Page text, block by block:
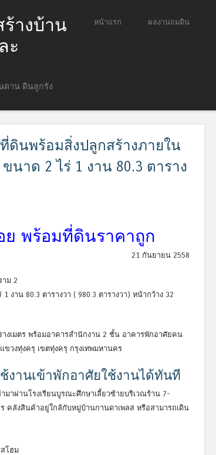
างบ้าน
ะ
ดาน ดินลูกรัง
ข้ามไปยังเนื้อหา
หน้าแรก ผลงานถมดิน
ดินพร้อมสิ่งปลูกสร้างภายใน
นาด 2 ไร่ 1 งาน 80.3 ตาราง
ย พร้อมที่ดินราคาถูก
21 กันยายน 2558
าม 2
าน 80.3 ตารางวา ( 980.3 ตารางวา) หน้ากว้าง 32
งเมตร พร้อมอาคารสำนักงาน 2 ชั้น อาคารพักอาศัยคน
วงทุ่งครุ เขตทุ่งครุ กรุงเทพมหานคร
งานเข้าพักอาศัยใช้งานได้ทันที
มาผ่านโรงเรียนบูรณะศึกษาเลี้ยวซ้ายบริเวณร้าน 7-
คลังสินค้าอยู่ใกล้กับหมู่บ้านกานดาเพลส หรือสามารถเดิน
โฮม